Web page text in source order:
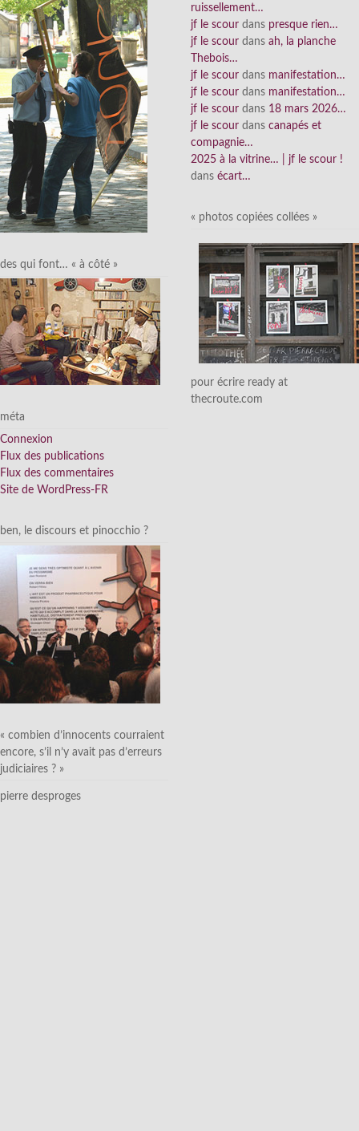
des qui font… « à côté »
méta
Connexion
Flux des publications
Flux des commentaires
Site de WordPress-FR
ben, le discours et pinocchio ?
« combien d’innocents courraient
encore, s’il n’y avait pas d’erreurs
judiciaires ? »
pierre desproges
ruissellement…
jf le scour dans presque rien…
jf le scour dans ah, la planche
Thebois…
jf le scour dans manifestation…
jf le scour dans manifestation…
jf le scour dans 18 mars 2026…
jf le scour dans canapés et
compagnie…
2025 à la vitrine… | jf le scour !
dans écart…
« photos copiées collées »
pour écrire ready at
thecroute.com